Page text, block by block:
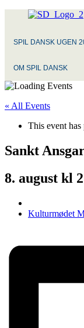
SPIL DANSK UGEN
OM SPIL DANSK
« All Events
This event has
Sankt
8. august kl
Kulturmødet